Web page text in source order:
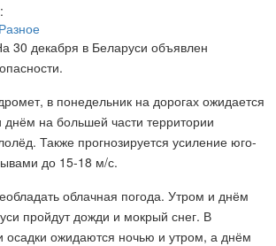
Разное
30 декабря в Беларуси объявлен
в понедельник на дорогах ожидается
на большей части территории
Также прогнозируется усиление юго-
до 15-18 м/с.
облачная погода. Утром и днём
пройдут дожди и мокрый снег. В
осадки ожидаются ночью и утром, а днём